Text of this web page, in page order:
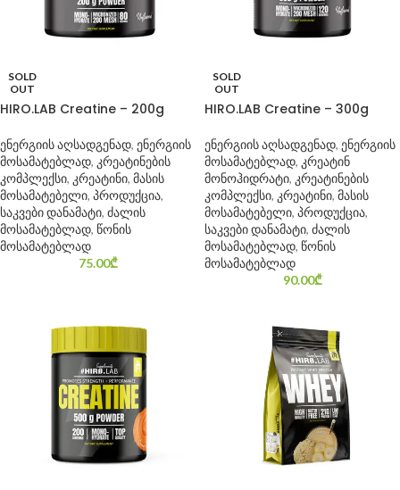
SOLD
OUT
HIRO.LAB Creatine – 200g
ენერგიის აღსადგენად, ენერგიის
მოსამატებლად, კრეატინების
კომპლექსი, კრეატინი, მასის
მოსამატებელი, პროდუქცია,
საკვები დანამატი, ძალის
მოსამატებლად, წონის
მოსამატებლად
75.00₾
SOLD
OUT
HIRO.LAB Creatine – 300g
ენერგიის აღსადგენად, ენერგიის
მოსამატებლად, კრეატინ
მონოჰიდრატი, კრეატინების
კომპლექსი, კრეატინი, მასის
მოსამატებელი, პროდუქცია,
საკვები დანამატი, ძალის
მოსამატებლად, წონის
მოსამატებლად
90.00₾